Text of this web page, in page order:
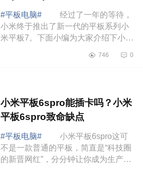
#平板电脑#
经过了一年的等待，
小米终于推出了新一代的平板系列小
米平板7。下面小编为大家介绍下小米
7pro哪个好 小米平板真的很烂
746 0
小米平板6spro能插卡吗？小米
平板6spro致命缺点
#平板电脑#
小米平板6spro这可
不是一款普通的平板，简直是“科技圈
的新晋网红”，分分钟让你成为生产力